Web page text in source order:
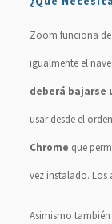
Zoom funciona de
igualmente el
deberá bajarse
usar desde el
Chrome que
vez instalado. Los
Asimismo